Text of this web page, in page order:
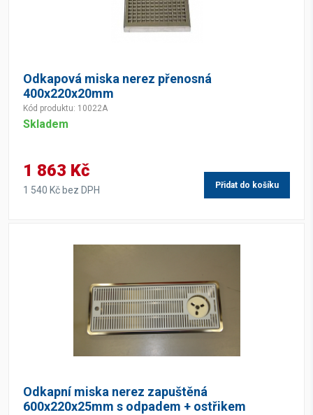
Odkapová miska nerez přenosná
400x220x20mm
Kód produktu: 10022A
Skladem
1 863 Kč
1 540 Kč bez DPH Přidat do košíku
Odkapní miska nerez zapuštěná
600x220x25mm s odpadem + ostřikem